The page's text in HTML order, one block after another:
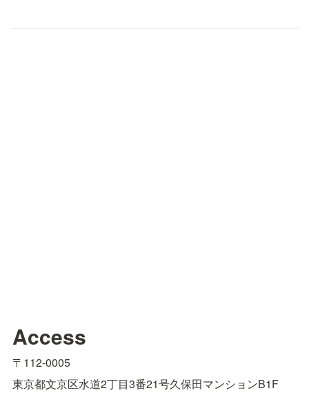
Access
〒112-0005
東京都文京区水道2丁目3番21号久保田マンションB1F